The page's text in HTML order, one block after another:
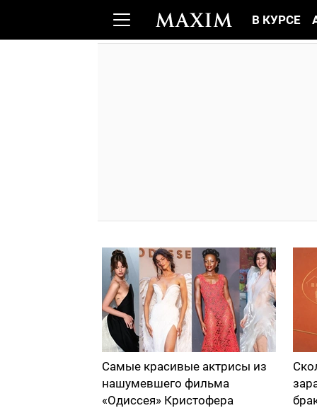
В КУРСЕ
Самые красивые актрисы из
нашумевшего фильма
«Одиссея» Кристофера